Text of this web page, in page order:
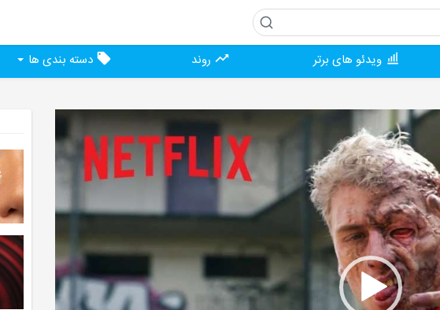
ویدئو های برتر روند دسته بندی ها